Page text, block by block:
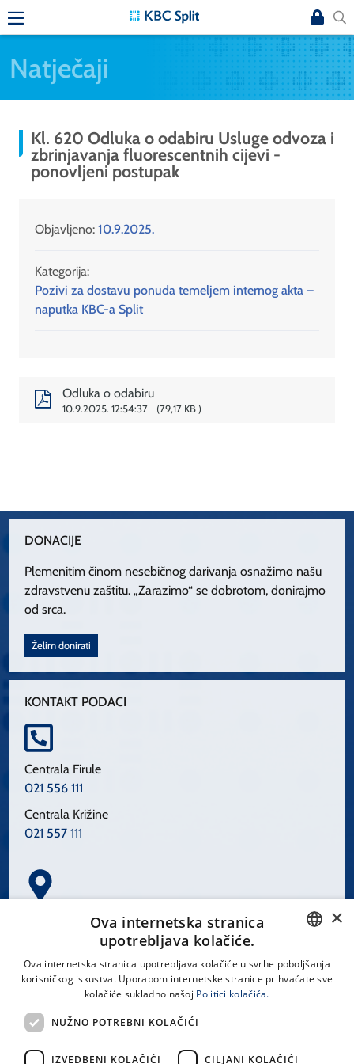
Natječaji
Kl. 620 Odluka o odabiru Usluge odvoza i
zbrinjavanja fluorescentnih cijevi -
ponovljeni postupak
Objavljeno: 10.9.2025.
Kategorija:
Pozivi za dostavu ponuda temeljem internog akta –
naputka KBC-a Split
Odluka o odabiru
10.9.2025. 12:54:37 79,17 KB
DONACIJE
Plemenitim činom nesebičnog darivanja osnažimo našu
zdravstvenu zaštitu. „Zarazimo“ se dobrotom, donirajmo
od srca.
Želim donirati
KONTAKT PODACI
Centrala Firule
021 556 111
Centrala Križine
021 557 111
Spinčićeva 1, 21000 Split
LINKOVI
CROATIAN
×
Ova internetska stranica
upotrebljava kolačiće.
Ova internetska stranica upotrebljava kolačiće u svrhe poboljšanja
korisničkog iskustva. Uporabom internetske stranice prihvaćate sve
kolačiće sukladno našoj Politici kolačića.
NUŽNO POTREBNI KOLAČIĆI
IZVEDBENI KOLAČIĆI CILJANI KOLAČIĆI